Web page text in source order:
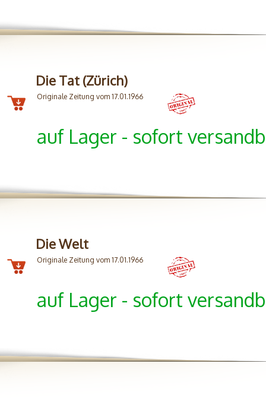
Die Tat (Zürich)
Originale Zeitung vom 17.01.1966
auf Lager - sofort
Die Welt
Originale Zeitung vom 17.01.1966
auf Lager - sofort